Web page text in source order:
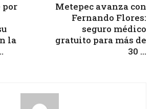
por
la
Metepec avanza con
Fernando Flores:
seguro médico
gratuito para más de
30 ...